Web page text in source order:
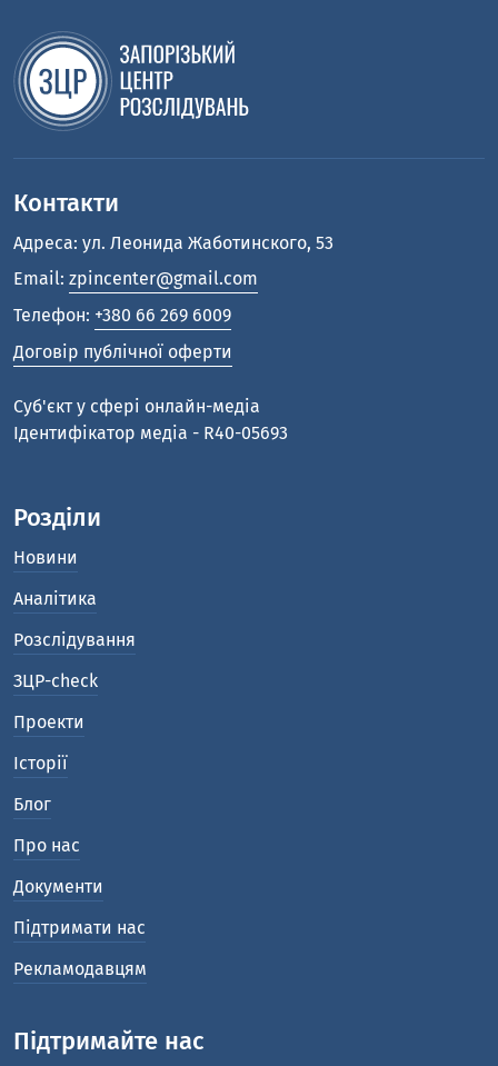
Контакти
Адреса: ул. Леонида Жаботинского, 53
Email: zpincenter@gmail.com
Телефон: +380 66 269 6009
Договір публічної оферти
Cуб'єкт у сфері онлайн-медіа
Ідентифікатор медіа - R40-05693
Розділи
Новини
Аналітика
Розслідування
ЗЦР-check
Проекти
Історії
Блог
Про нас
Документи
Підтримати нас
Рекламодавцям
Підтримайте нас